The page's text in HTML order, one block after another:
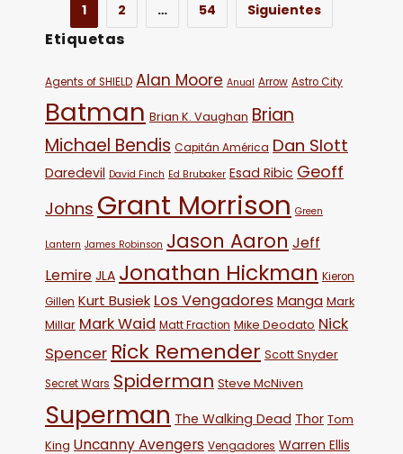
1 2 … 54 Siguientes
Etiquetas
Agents of SHIELD Alan Moore Anual Arrow Astro City
Batman Brian K. Vaughan Brian
Michael Bendis Capitán América Dan Slott
Daredevil David Finch Ed Brubaker Esad Ribic Geoff
Johns Grant Morrison Green
Lantern James Robinson Jason Aaron Jeff
Lemire JLA Jonathan Hickman Kieron
Gillen Kurt Busiek Los Vengadores Manga Mark
Millar Mark Waid Matt Fraction Mike Deodato Nick
Spencer Rick Remender Scott Snyder
Secret Wars Spiderman Steve McNiven
Superman The Walking Dead Thor Tom
King Uncanny Avengers Vengadores Warren Ellis